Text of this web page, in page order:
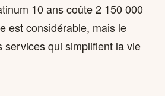
10 ans coûte 2 150 000
est considérable, mais le
services qui simplifient la vie